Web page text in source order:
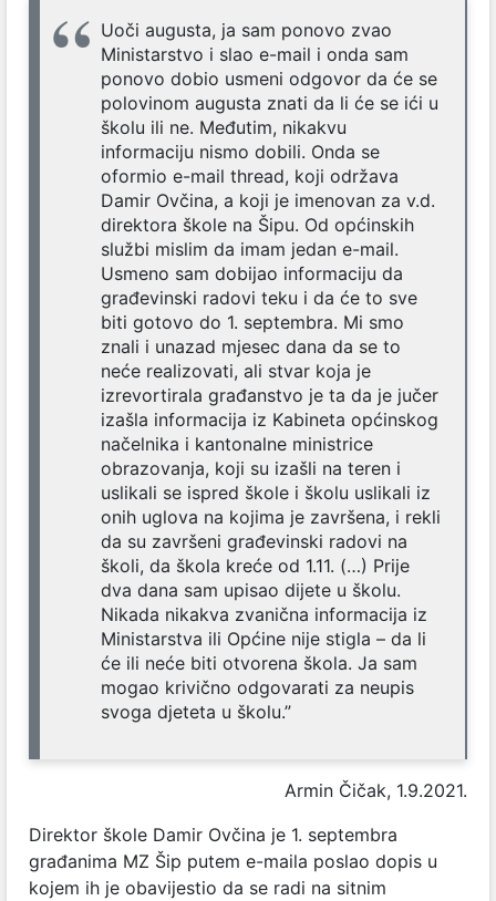
Uoči augusta, ja sam ponovo zvao
Ministarstvo i slao e-mail i onda sam
ponovo dobio usmeni odgovor da će se
polovinom augusta znati da li će se ići u
školu ili ne. Međutim, nikakvu
informaciju nismo dobili. Onda se
oformio e-mail thread, koji održava
Damir Ovčina, a koji je imenovan za v.d.
direktora škole na Šipu. Od općinskih
službi mislim da imam jedan e-mail.
Usmeno sam dobijao informaciju da
građevinski radovi teku i da će to sve
biti gotovo do 1. septembra. Mi smo
znali i unazad mjesec dana da se to
neće realizovati, ali stvar koja je
izrevortirala građanstvo je ta da je jučer
izašla informacija iz Kabineta općinskog
načelnika i kantonalne ministrice
obrazovanja, koji su izašli na teren i
uslikali se ispred škole i školu uslikali iz
onih uglova na kojima je završena, i rekli
da su završeni građevinski radovi na
školi, da škola kreće od 1.11. (…) Prije
dva dana sam upisao dijete u školu.
Nikada nikakva zvanična informacija iz
Ministarstva ili Općine nije stigla – da li
će ili neće biti otvorena škola. Ja sam
mogao krivično odgovarati za neupis
svoga djeteta u školu.”
Armin Čičak, 1.9.2021.
Direktor škole Damir Ovčina je 1. septembra
građanima MZ Šip putem e-maila poslao dopis u
kojem ih je obavijestio da se radi na sitnim